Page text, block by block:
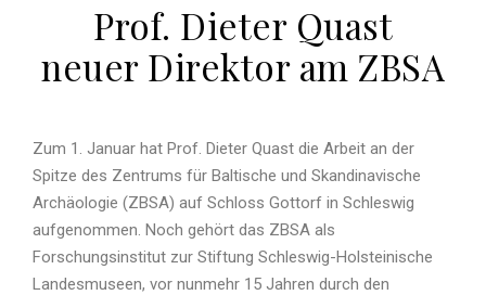
Prof. Dieter Quast
neuer Direktor am ZBSA
Zum 1. Januar hat Prof. Dieter Quast die Arbeit an der
Spitze des Zentrums für Baltische und Skandinavische
Archäologie (ZBSA) auf Schloss Gottorf in Schleswig
aufgenommen. Noch gehört das ZBSA als
Forschungsinstitut zur Stiftung Schleswig-Holsteinische
Landesmuseen, vor nunmehr 15 Jahren durch den